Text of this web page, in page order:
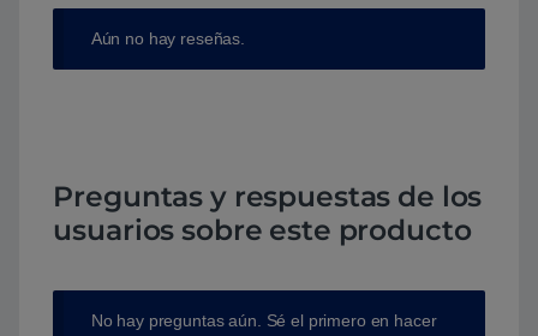
Aún no hay reseñas.
Preguntas y respuestas de los
usuarios sobre este producto
No hay preguntas aún. Sé el primero en hacer